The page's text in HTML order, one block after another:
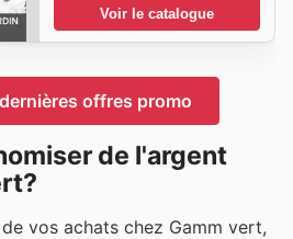
Voir le catalogue
offres promo
de l'argent
vos achats chez Gamm vert,